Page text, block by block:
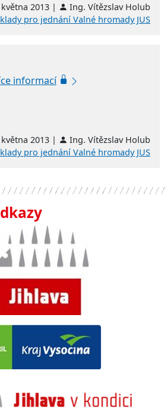
2013 |
Ing. Vítězslav Holub
pro jednání Valné hromady JUS
informací
2013 |
Ing. Vítězslav Holub
pro jednání Valné hromady JUS